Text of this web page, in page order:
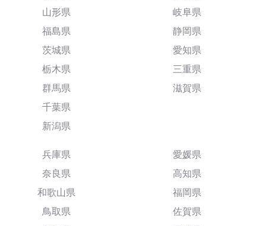
山形県
福島県
茨城県
栃木県
群馬県
千葉県
新潟県
岐阜県
静岡県
愛知県
三重県
滋賀県
兵庫県
奈良県
和歌山県
鳥取県
愛媛県
高知県
福岡県
佐賀県